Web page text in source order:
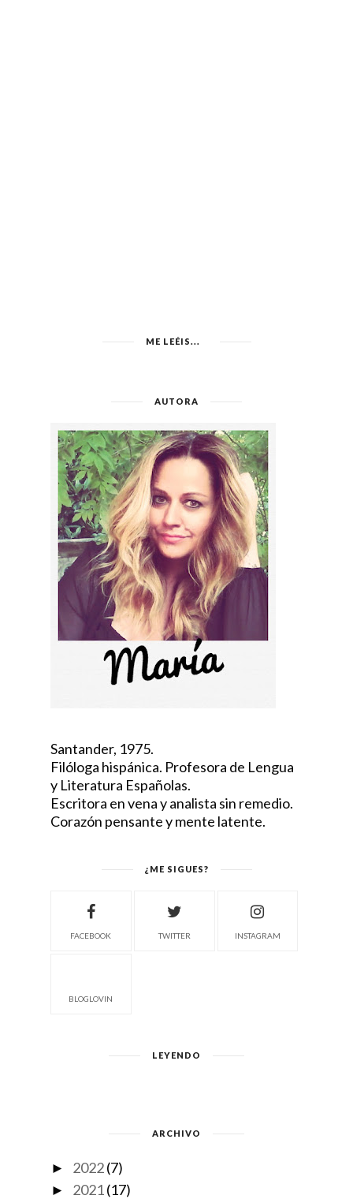
ME LEÉIS...
AUTORA
Santander, 1975.
Filóloga hispánica. Profesora de Lengua
y Literatura Españolas.
Escritora en vena y analista sin remedio.
Corazón pensante y mente latente.
¿ME SIGUES?
FACEBOOK TWITTER INSTAGRAM
BLOGLOVIN
LEYENDO
ARCHIVO
► 2022(7)
► 2021(17)